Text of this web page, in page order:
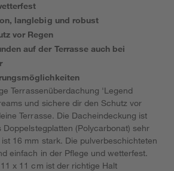
langlebig und robust
vor Regen
auf der Terrasse auch bei
Terrassenüberdachung 'Legend
und sichere dir den Schutz vor
Terrasse. Die Dacheindeckung ist
(Polycarbonat) sehr
16 mm stark. Die pulverbeschichteten
einfach in der Pflege und wetterfest.
x 11 cm ist der richtige Halt